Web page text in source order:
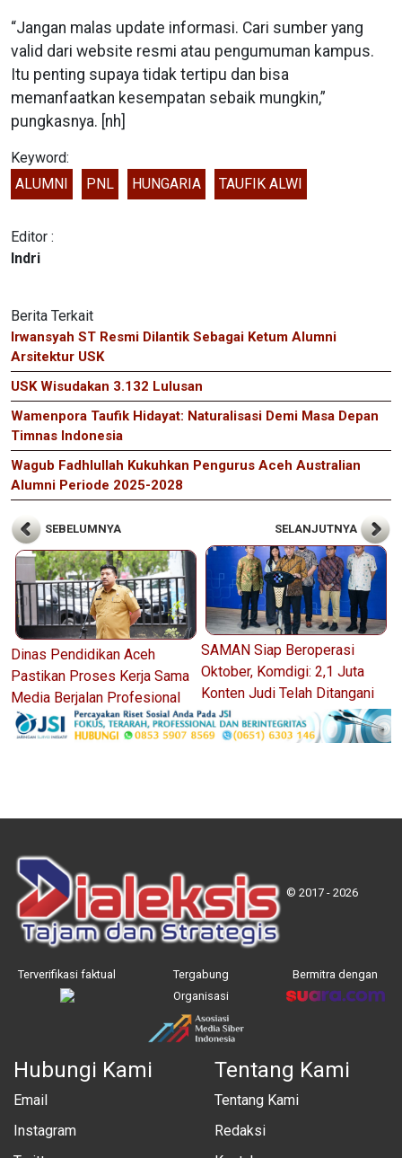
“Jangan malas update informasi. Cari sumber yang
valid dari website resmi atau pengumuman kampus.
Itu penting supaya tidak tertipu dan bisa
memanfaatkan kesempatan sebaik mungkin,”
pungkasnya. [nh]
Keyword:
ALUMNI
PNL HUNGARIA TAUFIK ALWI
Editor :
Indri
Berita Terkait
Irwansyah ST Resmi Dilantik Sebagai Ketum Alumni
Arsitektur USK
USK Wisudakan 3.132 Lulusan
Wamenpora Taufik Hidayat: Naturalisasi Demi Masa Depan
Timnas Indonesia
Wagub Fadhlullah Kukuhkan Pengurus Aceh Australian
Alumni Periode 2025-2028
SEBELUMNYA
Dinas Pendidikan Aceh
Pastikan Proses Kerja Sama
Media Berjalan Profesional
SELANJUTNYA
SAMAN Siap Beroperasi
Oktober, Komdigi: 2,1 Juta
Konten Judi Telah Ditangani
© 2017 - 2026
Terverifikasi faktual
Tergabung
Organisasi
Bermitra dengan
Hubungi Kami
Email
Instagram
Tentang Kami
Tentang Kami
Redaksi